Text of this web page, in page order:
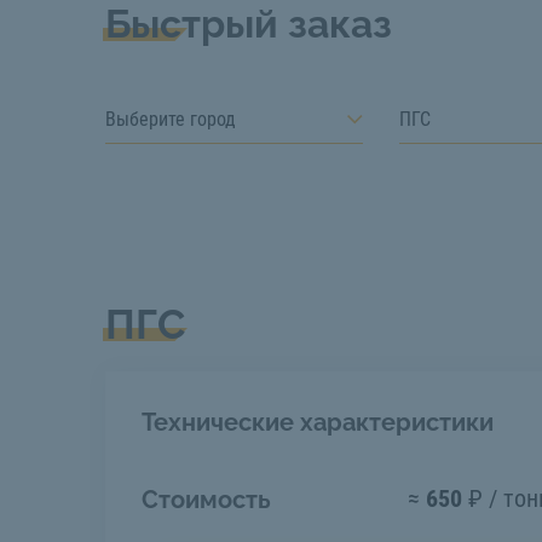
Быстрый заказ
Выберите город ПГС
ПГС
Технические характеристики
Стоимость ≈ 650 ₽ /